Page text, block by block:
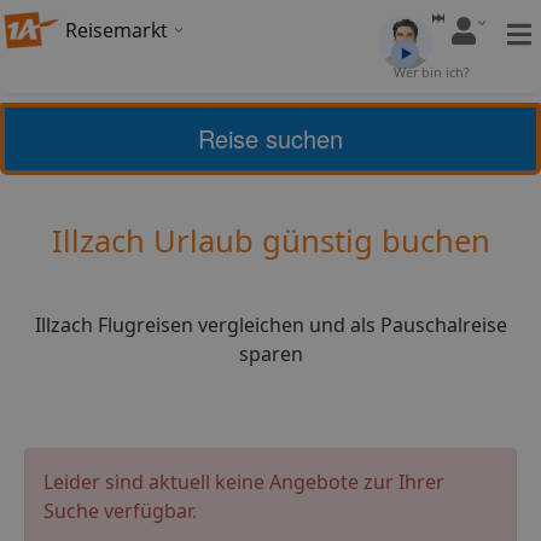
Reisemarkt
Wer bin ich?
Frankreich Illzach
4,17(24) Bewerten
Illzach Urlaub günstig buchen
Illzach Flugreisen vergleichen und als Pauschalreise
sparen
Reise suchen
Leider sind aktuell keine Angebote zur Ihrer
Suche verfügbar.